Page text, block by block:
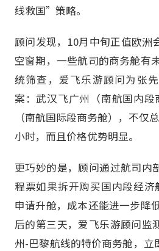
线救国”策略。
顾问发现，10月中旬正值欧洲
空窗期，一些航司的商务舱有
统筛查，爱飞乐游顾问为张
案：武汉飞广州（南航国内
（南航国际段商务舱），不仅
小时，而且价格优势明显。
更巧妙的是，顾问通过航司内
程票如果拆开购买国内段经
申请升舱，成本还能进一步降
后的第三天，爱飞乐游顾问监
州-巴黎航线的特价商务舱，立